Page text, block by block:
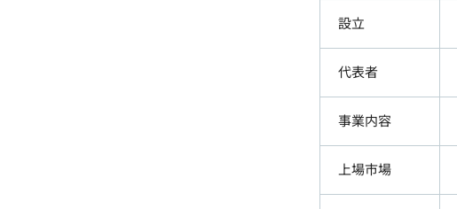
設立
代表者
事業内容
上場市場